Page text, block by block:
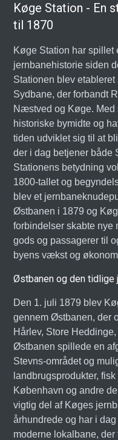
Køge Station - En
til 1870
Køge Station har spillet
jernbanehistorie siden
Stationen blev
Sydbane, der forbandt
Næstved og Køge.
historiske bymidte og
tiden udviklet sig til at
der i dag betjener både
Stationens betydning
1800-tallet og
blev et
Østbanen i 1879 og
forbindelser skabte nye
gods og passagerer til
byens vækst og
Østbanen og den tidlige
Den 1. juli 1879 blev
gennem Østbanen, der
Hårlev, Store
Østbanen spillede en
Stevns-området og
landbrugsprodukter,
København og andre
vigtig del af Køges
århundrede og har i
moderne lokalbane,